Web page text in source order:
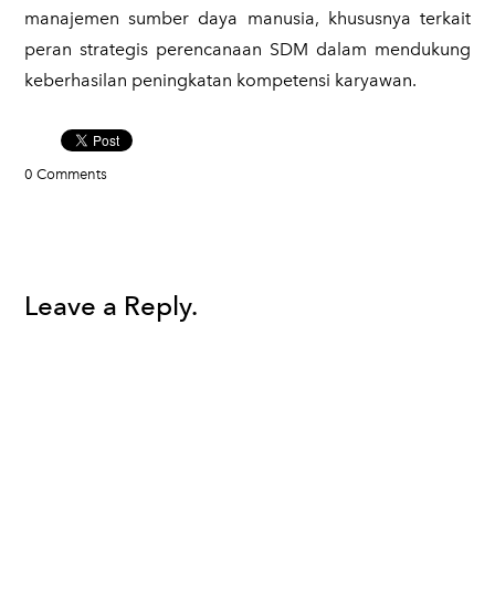
manajemen sumber daya manusia, khususnya terkait
peran strategis perencanaan SDM dalam mendukung
keberhasilan peningkatan kompetensi karyawan.
0 Comments
Leave a Reply.